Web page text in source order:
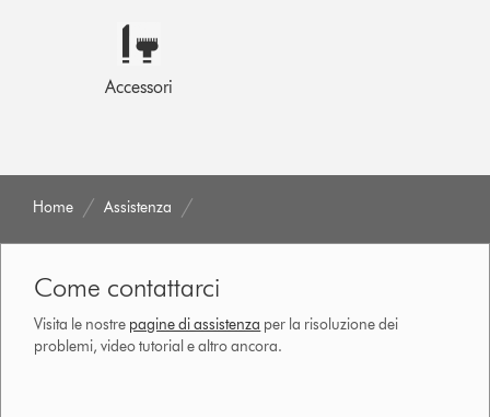
Accessori
Home Assistenza
Come contattarci
Visita le nostre pagine di assistenza per la risoluzione dei
problemi, video tutorial e altro ancora.